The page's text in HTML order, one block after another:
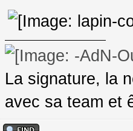
La signature, la
avec sa team et